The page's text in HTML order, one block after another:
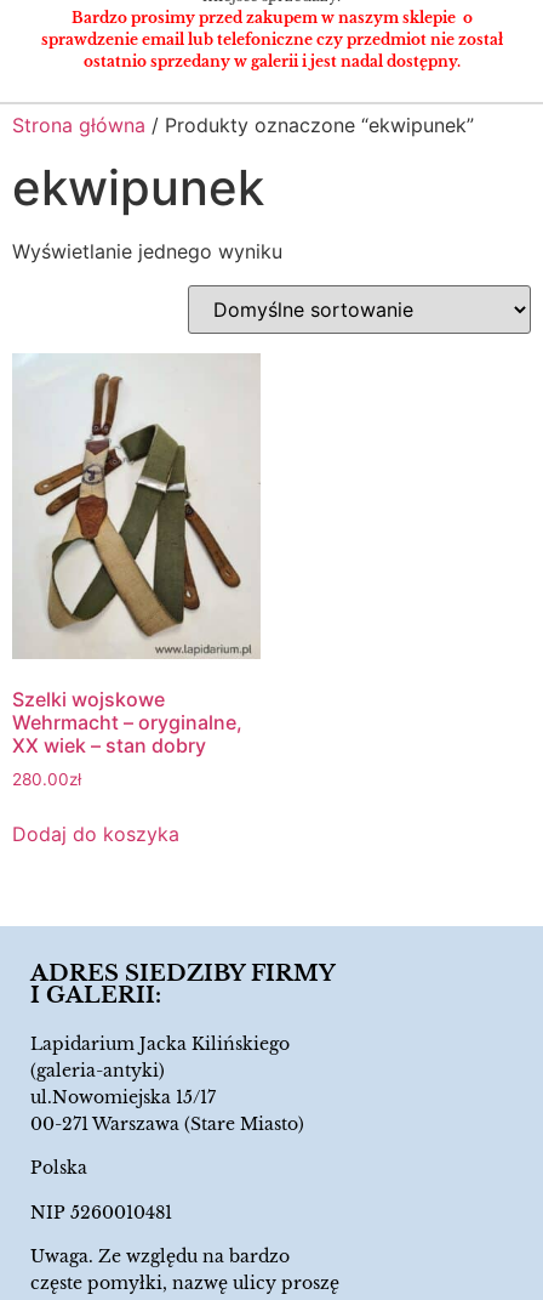
Bardzo prosimy przed zakupem w naszym sklepie o
sprawdzenie email lub telefoniczne czy przedmiot nie został
ostatnio sprzedany w galerii i jest nadal dostępny.
Strona główna / Produkty oznaczone “ekwipunek”
ekwipunek
Wyświetlanie jednego wyniku
Szelki wojskowe
Wehrmacht – oryginalne,
XX wiek – stan dobry
280.00zł
Dodaj do koszyka
ADRES SIEDZIBY FIRMY
I GALERII:
Lapidarium Jacka Kilińskiego
(galeria-antyki)
ul.Nowomiejska 15/17
00-271 Warszawa (Stare Miasto)
Polska
NIP 5260010481
Uwaga. Ze względu na bardzo
częste pomyłki, nazwę ulicy proszę